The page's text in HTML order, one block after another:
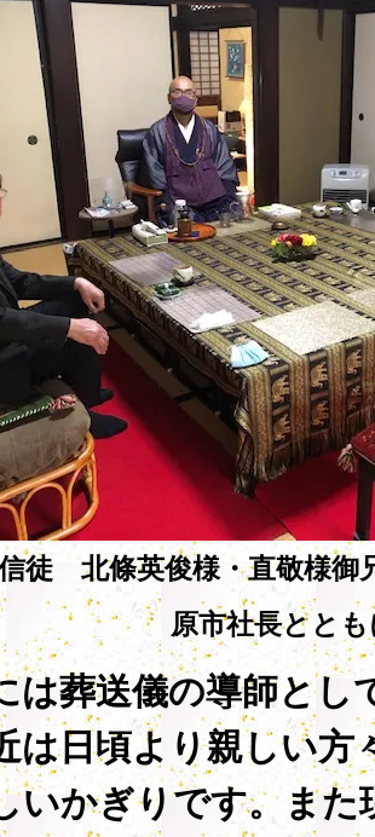
徒 北條英俊様・直敬様御
原市社長とと
は葬送儀の導師とし
は日頃より親しい方
いかぎりです。また